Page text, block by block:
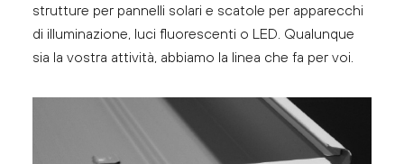
strutture per pannelli solari e scatole per apparecchi
di illuminazione, luci fluorescenti o LED. Qualunque
sia la vostra attività, abbiamo la linea che fa per voi.